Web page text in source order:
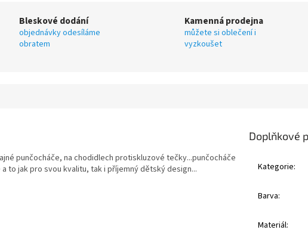
Bleskové dodání
objednávky odesíláme
obratem
Kamenná prodejna
můžete si oblečení i
vyzkoušet
punčocháče, na chodidlech protiskluzové tečky...punčocháče
to jak pro svou kvalitu, tak i příjemný dětský design...
Doplňkové
Kategorie:
Barva:
Materiál: